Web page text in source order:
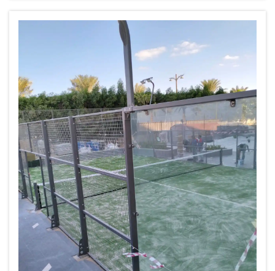
ժամանակ ապահովելով կայուն եկամտի
աղբյուրներ: Փադել թենիսի արագ աճը
ստեղծել է աննախադեպ
հնարավորություններ սարքավորումների
սեփականատերերի համար...